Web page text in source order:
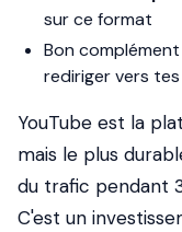
sur ce format
Bon
rediriger vers
YouTube est la
mais le plus
du trafic pendant
C'est un